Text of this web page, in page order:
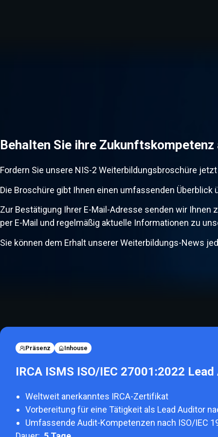
Behalten Sie ihre
Fordern Sie unsere NIS-2 Weiterbildungsbroschüre
Die Broschüre gibt Ihnen einen umfassenden Überblick
Zur Bestätigung Ihrer E-Mail-Adresse senden wir
per E-Mail und regelmäßig aktuelle Informationen zu
Sie können dem Erhalt unserer Weiterbildungs-News
Präsenz Inhouse
IRCA ISMS ISO/IEC 27001:2022
Weltweit anerkanntes IRCA-Zertifikat
Vorbereitung für eine Tätigkeit als Lead Auditor
Umfassende Audit-Kompetenzen nach ISO/IEC